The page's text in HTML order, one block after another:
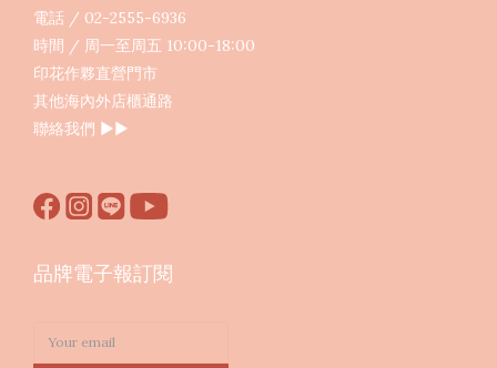
電話 / 02-2555-6936
時間 / 周一至周五 10:00-18:00
印花作夥直營門市
其他海內外店櫃通路
聯絡我們 ▶︎▶︎
品牌電子報訂閱